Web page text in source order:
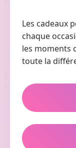
Les cadeaux
chaque
les moments
toute la